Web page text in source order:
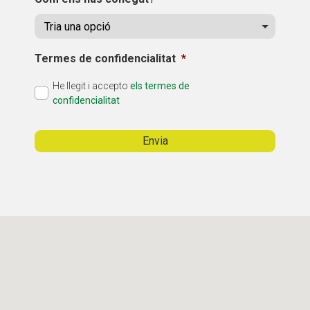
Termes de confidencialitat *
He llegit i accepto els termes de
confidencialitat